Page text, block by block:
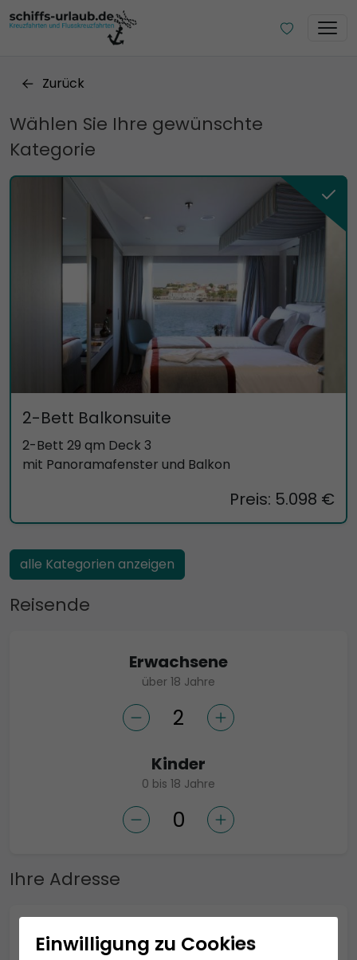
Zurück
Wählen Sie Ihre gewünschte
Kategorie
2-Bett Balkonsuite
2-Bett 29 qm Deck 3
mit Panoramafenster und Balkon
Preis: 5.098 €
alle Kategorien anzeigen
Reisende
Erwachsene
über 18 Jahre
Kinder
0 bis 18 Jahre
Ihre Adresse
Anrede *
Einwilligung zu Cookies